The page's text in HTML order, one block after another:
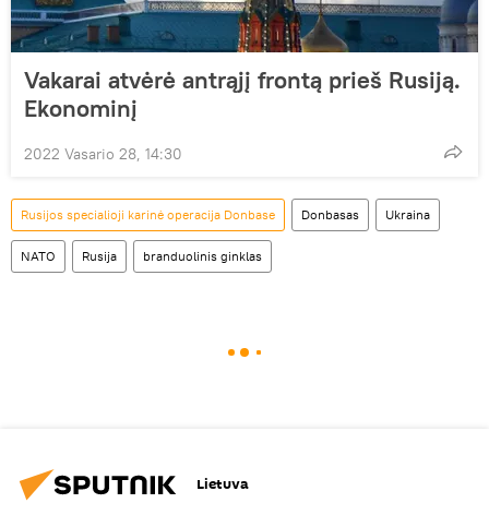
Vakarai atvėrė antrąjį frontą prieš Rusiją.
Ekonominį
2022 Vasario 28, 14:30
Rusijos specialioji karinė operacija Donbase Donbasas Ukraina
NATO Rusija branduolinis ginklas
Lietuva